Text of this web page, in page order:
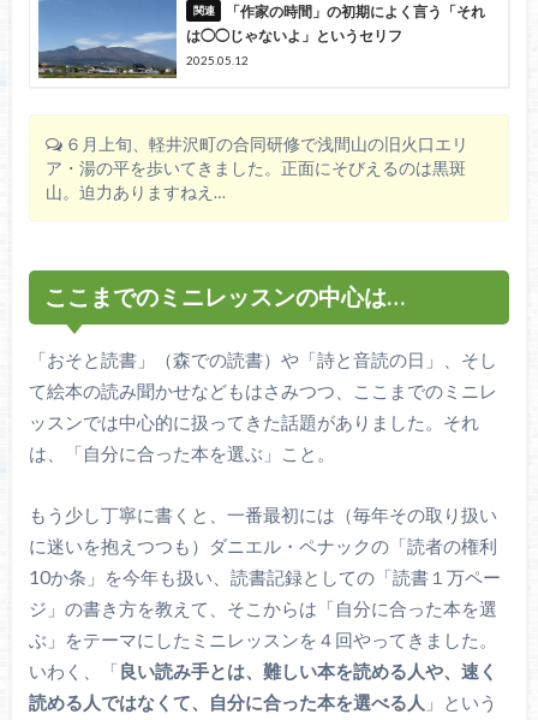
「作家の時間」の初期によく言う「それ
は◯◯じゃないよ」というセリフ
2025.05.12
６月上旬、軽井沢町の合同研修で浅間山の旧火口エリ
ア・湯の平を歩いてきました。正面にそびえるのは黒斑
山。迫力ありますねえ…
ここまでのミニレッスンの中心は…
「おそと読書」（森での読書）や「詩と音読の日」、そし
て絵本の読み聞かせなどもはさみつつ、ここまでのミニレ
ッスンでは中心的に扱ってきた話題がありました。それ
は、「自分に合った本を選ぶ」こと。
もう少し丁寧に書くと、一番最初には（毎年その取り扱い
に迷いを抱えつつも）ダニエル・ペナックの「読者の権利
10か条」を今年も扱い、読書記録としての「読書１万ペー
ジ」の書き方を教えて、そこからは「自分に合った本を選
ぶ」をテーマにしたミニレッスンを４回やってきました。
いわく、「良い読み手とは、難しい本を読める人や、速く
読める人ではなくて、自分に合った本を選べる人 」という